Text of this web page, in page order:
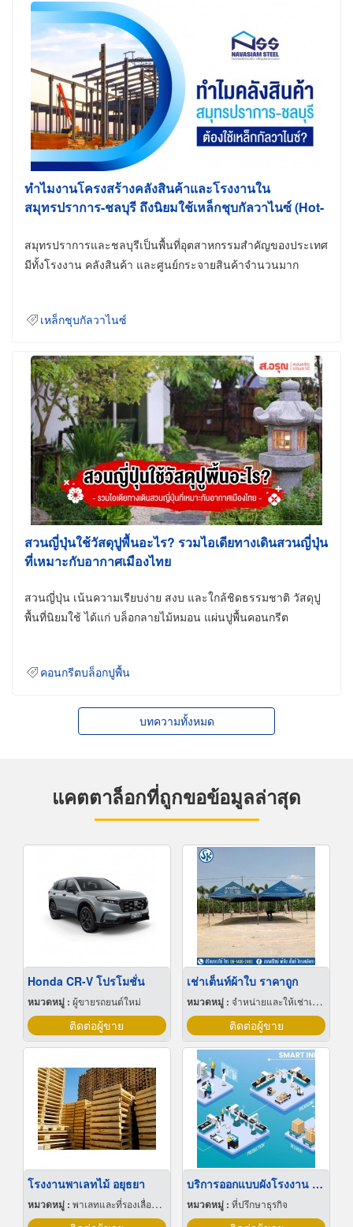
ทำไมงานโครงสร้างคลังสินค้าและโรงงานใน
สมุทรปราการ-ชลบุรี ถึงนิยมใช้เหล็กชุบกัลวาไนซ์ (Hot-
สมุทรปราการและชลบุรีเป็นพื้นที่อุตสาหกรรมสำคัญของประเทศ
มีทั้งโรงงาน คลังสินค้า และศูนย์กระจายสินค้าจำนวนมาก
เหล็กชุบกัลวาไนซ์
สวนญี่ปุ่นใช้วัสดุปูพื้นอะไร? รวมไอเดียทางเดินสวนญี่ปุ่น
ที่เหมาะกับอากาศเมืองไทย
สวนญี่ปุ่น เน้นความเรียบง่าย สงบ และใกล้ชิดธรรมชาติ วัสดุปู
พื้นที่นิยมใช้ ได้แก่ บล็อกลายไม้หมอน แผ่นปูพื้นคอนกรีต
คอนกรีตบล็อกปูพื้น
บทความทั้งหมด
แคตตาล็อกที่ถูกขอข้อมูลล่าสุด
Honda CR-V โปรโมชั่น
หมวดหมู่ : ผู้ขายรถยนต์ใหม่
ติดต่อผู้ขาย
เช่าเต็นท์ผ้าใบ ราคาถูก
หมวดหมู่ : จำหน่ายและให้เช่าเต็นท์
ติดต่อผู้ขาย
โรงงานพาเลทไม้ อยุธยา
หมวดหมู่ : พาเลทและที่รองเลื่อนกะบะ
บริการออกแบบผังโรงงาน Lay out
หมวดหมู่ : ที่ปรึกษาธุรกิจ